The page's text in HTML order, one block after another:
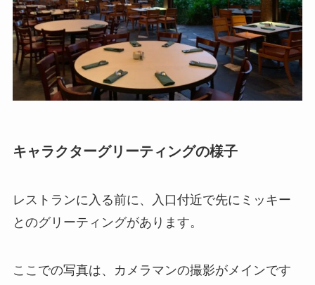
キャラクターグリーティングの様子
レストランに入る前に、入口付近で先にミッキー
とのグリーティングがあります。
ここでの写真は、カメラマンの撮影がメインです